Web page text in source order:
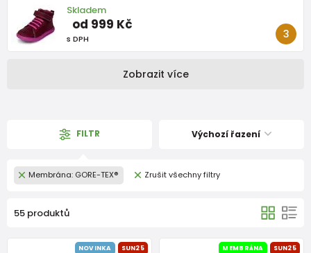
Skladem
od 999 Kč
s DPH
Zobrazit více
FILTR Výchozí řazení
Membrána: GORE-TEX® Zrušit všechny filtry
55 produktů
NOVINKA SUN25 MEMBRÁNA SUN25